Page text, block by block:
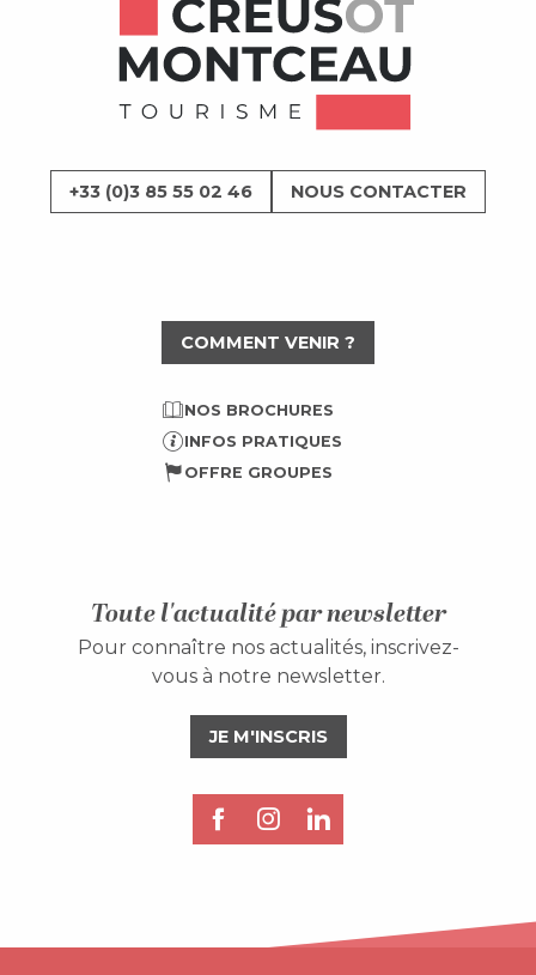
COMMENT VENIR ?
NOS BROCHURES
INFOS PRATIQUES
OFFRE GROUPES
+33 (0)3 85 55 02 46 NOUS CONTACTER
Toute l'actualité par newsletter
Pour connaître nos actualités, inscrivez-
vous à notre newsletter.
JE M'INSCRIS